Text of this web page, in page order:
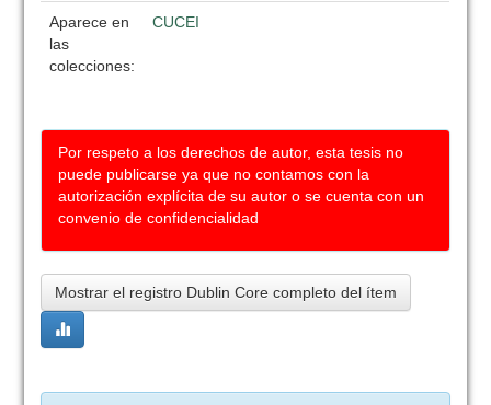
Aparece en
las
colecciones:
CUCEI
Por respeto a los derechos de autor, esta tesis no
puede publicarse ya que no contamos con la
autorización explícita de su autor o se cuenta con un
convenio de confidencialidad
Mostrar el registro Dublin Core completo del ítem